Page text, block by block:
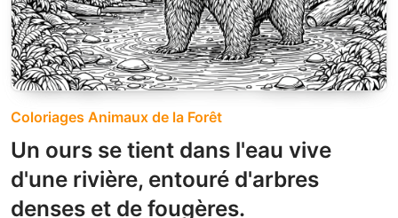
Coloriages Animaux de la Forêt
Un ours se tient dans l'eau vive
d'une rivière, entouré d'arbres
denses et de fougères.